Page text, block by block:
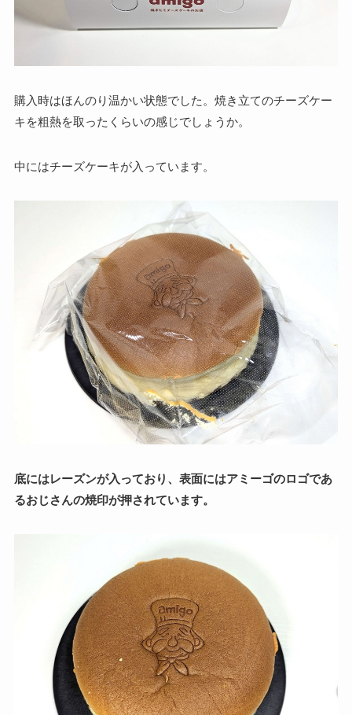
購入時はほんのり温かい状態でした。焼き立てのチーズケー
キを粗熱を取ったくらいの感じでしょうか。
中にはチーズケーキが入っています。
底にはレーズンが入っており、表面にはアミーゴのロゴであ
るおじさんの焼印が押されています。